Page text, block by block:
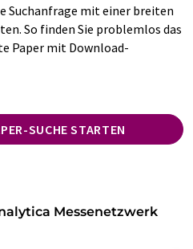
Suchanfrage mit einer breiten
So finden Sie problemlos das
Paper mit Download-
SUCHE STARTEN
Messenetzwerk